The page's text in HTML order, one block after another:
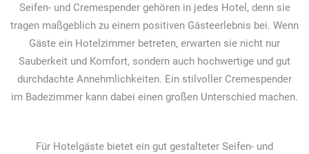
Seifen- und Cremespender gehören in jedes Hotel, denn sie
tragen maßgeblich zu einem positiven Gästeerlebnis bei. Wenn
Gäste ein Hotelzimmer betreten, erwarten sie nicht nur
Sauberkeit und Komfort, sondern auch hochwertige und gut
durchdachte Annehmlichkeiten. Ein stilvoller Cremespender
im Badezimmer kann dabei einen großen Unterschied machen.
Für Hotelgäste bietet ein gut gestalteter Seifen- und